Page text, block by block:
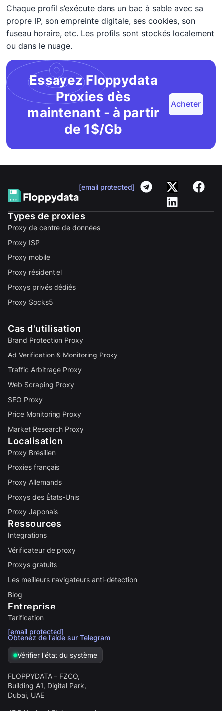
Chaque profil s’exécute dans un bac à sable avec sa
propre IP, son empreinte digitale, ses cookies, son
fuseau horaire, etc. Les profils sont stockés localement
ou dans le nuage.
Essayez Floppydata
Proxies dès
maintenant - à partir
de 1$/Gb
Acheter
[email protected]
Types de proxies
Proxy de centre de données
Proxy ISP
Proxy mobile
Proxy résidentiel
Proxys privés dédiés
Proxy Socks5
Cas d'utilisation
Brand Protection Proxy
Ad Verification & Monitoring Proxy
Traffic Arbitrage Proxy
Web Scraping Proxy
SEO Proxy
Price Monitoring Proxy
Market Research Proxy
Localisation
Proxy Brésilien
Proxies français
Proxy Allemands
Proxys des États-Unis
Proxy Japonais
Ressources
Integrations
Vérificateur de proxy
Proxys gratuits
Les meilleurs navigateurs anti-détection
Blog
Entreprise
Tarification
[email protected]
Obtenez de l'aide sur Telegram
Vérifier l'état du système
FLOPPYDATA – FZCO,
Building A1, Digital Park,
Dubai, UAE